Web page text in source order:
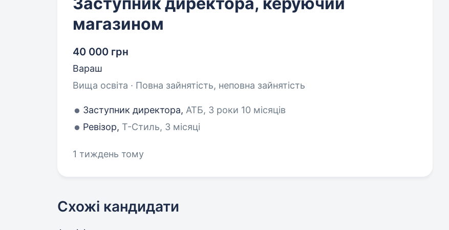
магазином
40 000 грн
Вараш
Вища освіта · Повна зайнятість, неповна зайнятість
Заступник директора, АТБ, 3 роки 10 місяців
Ревізор, Т-Стиль, 3 місяці
1 тиждень тому
Схожі кандидати